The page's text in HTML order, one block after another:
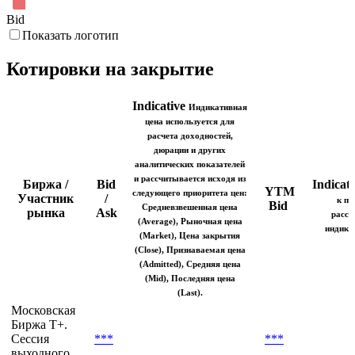
Bid
Показать логотип
Котировки на закрытие
Биржа /
Участник
рынка
Bid
/
Ask
Indicative Индикативная
цена используется для
расчета доходностей,
дюрации и других
аналитических показателей
и рассчитывается исходя из
следующего приоритета цен:
Средневзвешенная цена
(Average), Рыночная цена
(Market), Цена закрытия
(Close), Признаваемая цена
(Admitted), Средняя цена
(Mid), Последняя цена
(Last).
YTM
Bid
к
Московская
Биржа T+.
Сессия
*** ***